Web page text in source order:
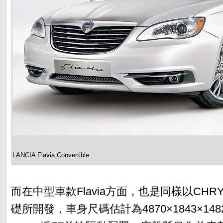
LANCIA Flavia Convertible
而在中型車款Flavia方面，也是同樣以
礎所開發，車身尺碼估計為